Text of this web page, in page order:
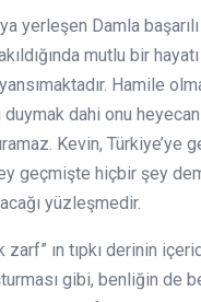
yerleşen Damla
mutlu bir
Hamile
duymak dahi onu
Kevin, Türkiye’ye
geçmişte hiçbir şey
yüzleşmedir.
ın tıpkı derinin
gibi, benliğin de